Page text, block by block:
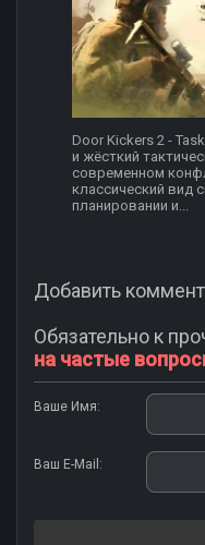
Door Kickers 2 -
и жёсткий
современном
классический вид
планировании и...
Добавить
Обязательно к
на частые
Ваше Имя:
Ваш E-Mail: